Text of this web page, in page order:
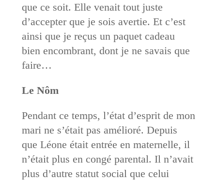
que ce soit. Elle venait tout juste
d’accepter que je sois avertie. Et c’est
ainsi que je reçus un paquet cadeau
bien encombrant, dont je ne savais que
faire…
Le Nôm
Pendant ce temps, l’état d’esprit de mon
mari ne s’était pas amélioré. Depuis
que Léone était entrée en maternelle, il
n’était plus en congé parental. Il n’avait
plus d’autre statut social que celui